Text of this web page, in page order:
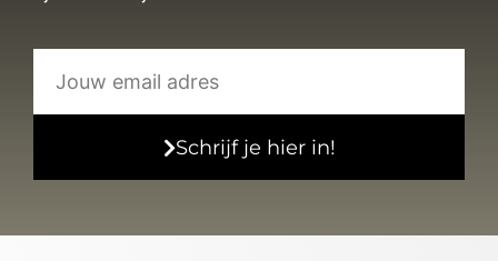
Schrijf je hier in!